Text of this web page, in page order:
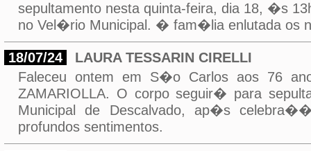
sepultamento nesta quinta-feira, dia 18, �s
no Vel�rio Municipal. � fam�lia enlutada os
18/07/24
LAURA TESSARIN CIRELLI
Faleceu ontem em S�o Carlos aos 76
ZAMARIOLLA. O corpo seguir� para
Municipal de Descalvado, ap�s
profundos sentimentos.